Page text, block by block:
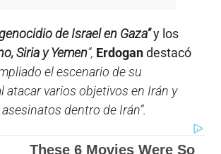
genocidio de Israel en Gaza”y los
Siria y Yemen”, Erdogandestacó
el escenario de su
atacar varios objetivos en Irán y
dentro de Irán”.